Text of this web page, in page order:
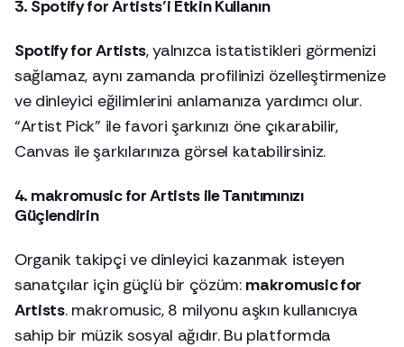
3. Spotify for Artists’i Etkin Kullanın
Spotify for Artists, yalnızca istatistikleri görmenizi
sağlamaz, aynı zamanda profilinizi özelleştirmenize
ve dinleyici eğilimlerini anlamanıza yardımcı olur.
“Artist Pick” ile favori şarkınızı öne çıkarabilir,
Canvas ile şarkılarınıza görsel katabilirsiniz.
4. makromusic for Artists ile Tanıtımınızı
Güçlendirin
Organik takipçi ve dinleyici kazanmak isteyen
sanatçılar için güçlü bir çözüm: makromusic for
Artists. makromusic, 8 milyonu aşkın kullanıcıya
sahip bir müzik sosyal ağıdır. Bu platformda